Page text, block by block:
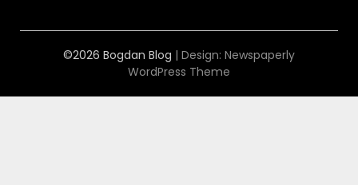
©2026 Bogdan Blog | Design: Newspaperly
WordPress Theme